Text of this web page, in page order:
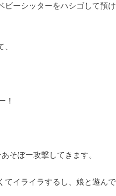
ーシッターをハシゴして預
！
そぼー攻撃してきます。
イライラするし、娘と遊ん